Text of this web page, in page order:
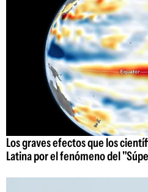
Los graves efectos que los
Latina por el fenómeno del